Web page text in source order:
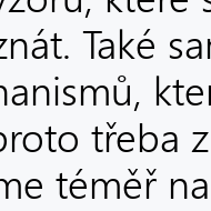
Také
třeba
téměř